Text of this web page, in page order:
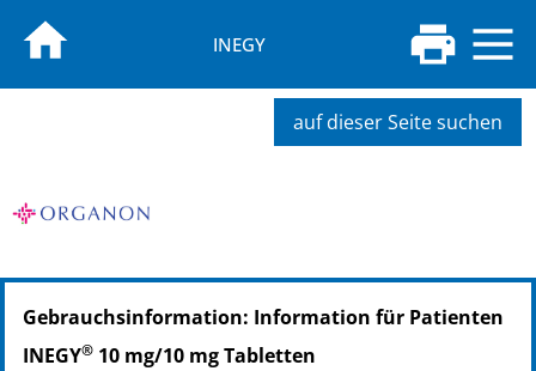
INEGY
auf dieser Seite suchen
PZN: 00761118
PPN: 110076111826
PZN: 00761130
Gebrauchsinformation: Information für Patienten
INEGY® 10 mg/10 mg Tabletten